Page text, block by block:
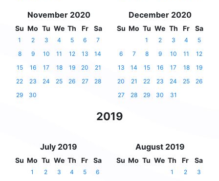
November 2020
Su Mo Tu We Th Fr Sa
1 2 3 4 5 6
7
8
9 10 11 12 13
14
15
16 17 18 19 20
21
22
23 24 25 26 27
28
29
30
December 2020
Su Mo Tu We Th Fr Sa
1 2 3 4
5
6
7 8 9 10 11
12
13
14 15 16 17 18
19
20
21 22 23 24 25
26
27
28 29 30 31
2019
July 2019
Su Mo Tu We Th Fr Sa
1 2 3 4 5
6
August 2019
Su Mo Tu We Th Fr Sa
1 2
3